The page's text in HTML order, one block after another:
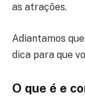
as atrações.
Adiantamos
dica para que
O que é e